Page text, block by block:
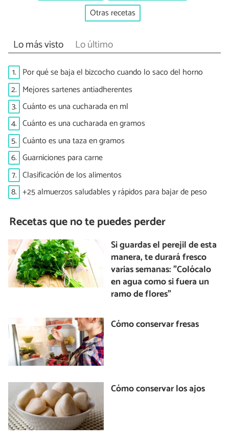
Otras recetas
Lo más visto Lo último
1. Por qué se baja el bizcocho cuando lo saco del horno
2. Mejores sartenes antiadherentes
3. Cuánto es una cucharada en ml
4. Cuánto es una cucharada en gramos
5. Cuánto es una taza en gramos
6. Guarniciones para carne
7. Clasificación de los alimentos
8. +25 almuerzos saludables y rápidos para bajar de peso
Recetas que no te puedes perder
Si guardas el perejil de esta
manera, te durará fresco
varias semanas: "Colócalo
en agua como si fuera un
ramo de flores"
Cómo conservar fresas
Cómo conservar los ajos